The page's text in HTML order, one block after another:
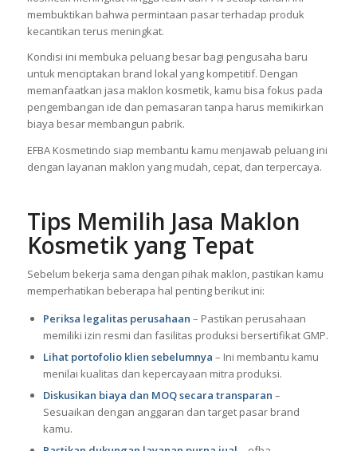
Industri kecantikan Indonesia terus tumbuh pesat. Data dari
Kementerian Perindustrian menunjukkan bahwa sektor
membuktikan bahwa permintaan pasar terhadap produk
kecantikan terus meningkat.
Kondisi ini membuka peluang besar bagi pengusaha baru
untuk menciptakan brand lokal yang kompetitif. Dengan
pengembangan ide dan pemasaran tanpa harus memikirkan
biaya besar membangun pabrik.
dengan layanan maklon yang mudah, cepat, dan terpercaya.
Tips Memilih Jasa Maklon
Kosmetik yang Tepat
Sebelum bekerja sama dengan pihak maklon, pastikan kamu
memperhatikan beberapa hal penting berikut ini:
Periksa legalitas perusahaan
– Pastikan perusahaan
memiliki izin resmi dan fasilitas produksi bersertifikat GMP.
Lihat portofolio klien sebelumnya
– Ini membantu kamu
menilai kualitas dan kepercayaan mitra produksi.
Diskusikan biaya dan MOQ secara transparan